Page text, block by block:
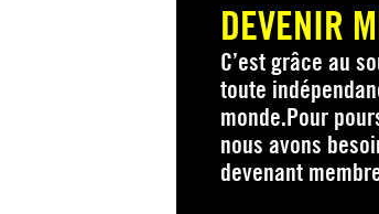
DEVENIR
C’est grâce au
toute
monde.Pour
nous avons
devenant